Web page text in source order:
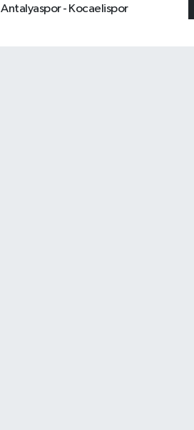
Antalyaspor - Kocaelispor